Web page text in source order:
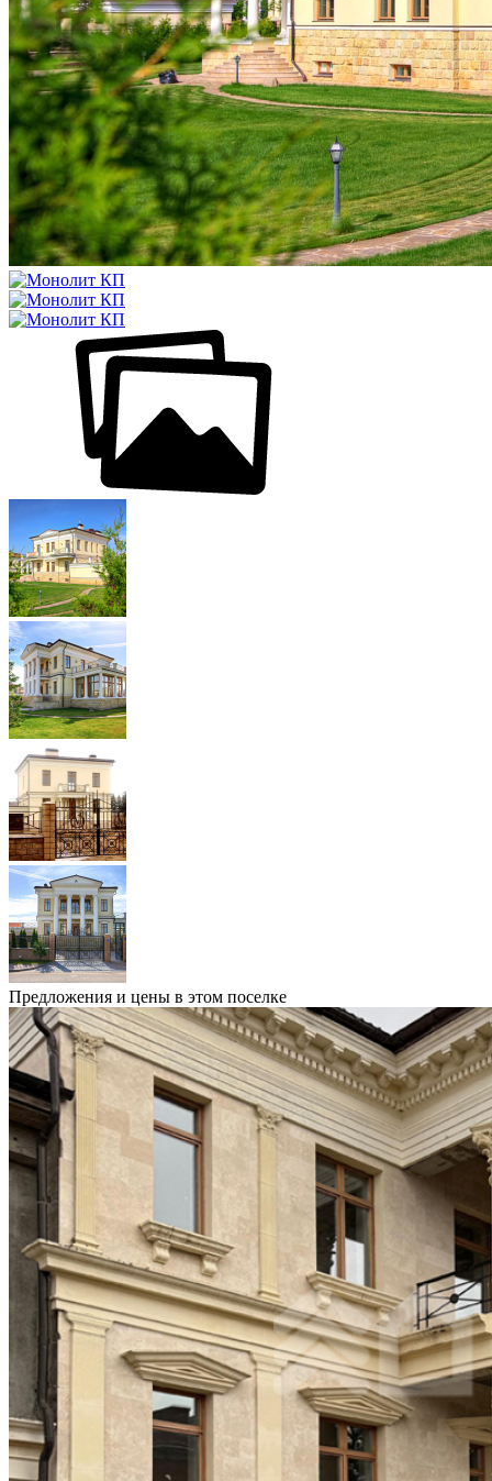
Предложения и цены в этом поселке